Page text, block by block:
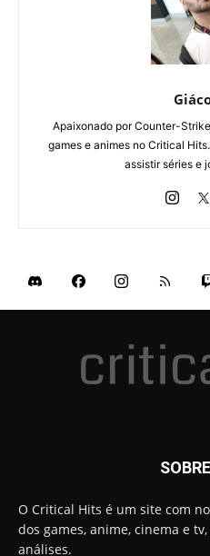
Apaixonado por Counter-
games e animes no Critical
assistir séries e
O Critical Hits é um site com
dos games, anime, cinema e
análises.